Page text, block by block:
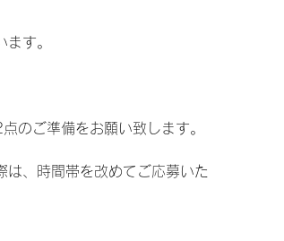
す。
のご準備をお願い致します。
、時間帯を改めてご応募いた